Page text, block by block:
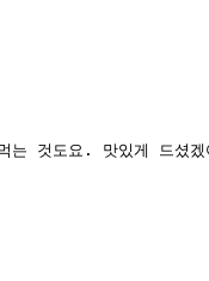
는 것도요. 맛있게 드셨겠